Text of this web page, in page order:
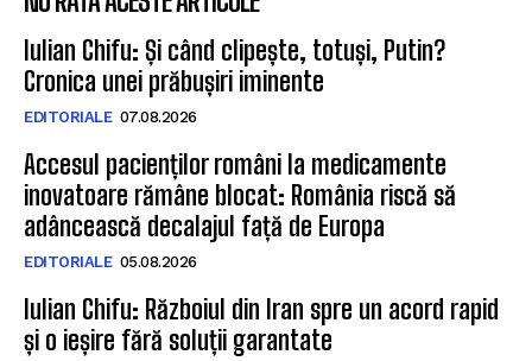
Iulian Chifu: Și când clipește, totuși, Putin?
Cronica unei prăbușiri iminente
EDITORIALE 07.08.2026
Accesul pacienților români la medicamente
inovatoare rămâne blocat: România riscă să
adâncească decalajul față de Europa
EDITORIALE 05.08.2026
Iulian Chifu: Războiul din Iran spre un acord rapid
și o ieșire fără soluții garantate